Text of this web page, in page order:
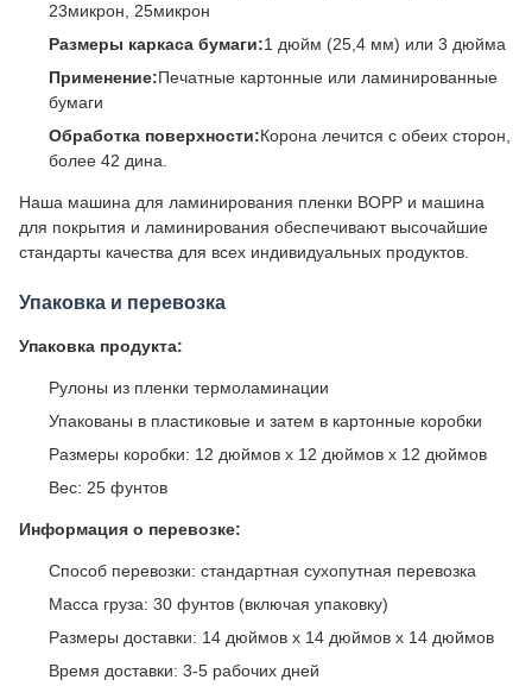
23микрон, 25микрон
Размеры каркаса бумаги:1 дюйм (25,4 мм) или 3 дюйма
Применение:Печатные картонные или ламинированные
бумаги
Обработка поверхности:Корона лечится с обеих сторон,
более 42 дина.
Наша машина для ламинирования пленки BOPP и машина
для покрытия и ламинирования обеспечивают высочайшие
стандарты качества для всех индивидуальных продуктов.
Упаковка и перевозка
Упаковка продукта:
Рулоны из пленки термоламинации
Упакованы в пластиковые и затем в картонные коробки
Размеры коробки: 12 дюймов х 12 дюймов х 12 дюймов
Вес: 25 фунтов
Информация о перевозке:
Способ перевозки: стандартная сухопутная перевозка
Масса груза: 30 фунтов (включая упаковку)
Размеры доставки: 14 дюймов х 14 дюймов х 14 дюймов
Время доставки: 3-5 рабочих дней